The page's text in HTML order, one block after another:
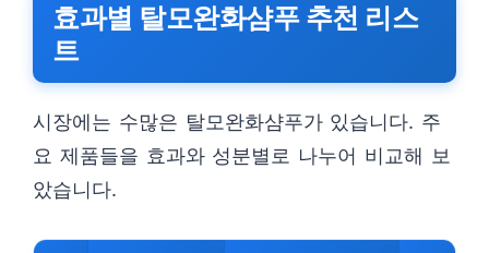
효과별 탈모완화샴푸 추천 리스
트
시장에는 수많은 탈모완화샴푸가 있습니다. 주
요 제품들을 효과와 성분별로 나누어 비교해 보
았습니다.